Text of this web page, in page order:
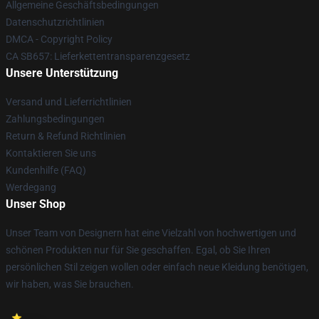
Allgemeine Geschäftsbedingungen
Datenschutzrichtlinien
DMCA - Copyright Policy
CA SB657: Lieferkettentransparenzgesetz
Unsere Unterstützung
Versand und Lieferrichtlinien
Zahlungsbedingungen
Return & Refund Richtlinien
Kontaktieren Sie uns
Kundenhilfe (FAQ)
Werdegang
Unser Shop
Unser Team von Designern hat eine Vielzahl von hochwertigen und
schönen Produkten nur für Sie geschaffen. Egal, ob Sie Ihren
persönlichen Stil zeigen wollen oder einfach neue Kleidung benötigen,
wir haben, was Sie brauchen.